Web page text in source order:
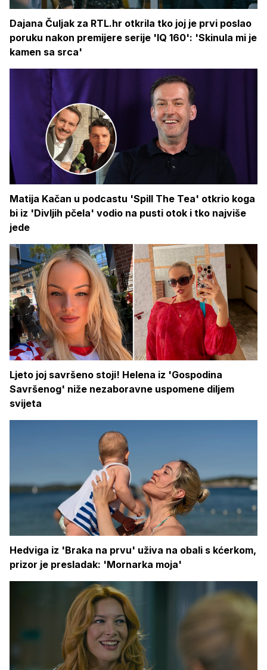
Dajana Čuljak za RTL.hr otkrila tko joj je prvi poslao
poruku nakon premijere serije 'IQ 160': 'Skinula mi je
kamen sa srca'
Matija Kačan u podcastu 'Spill The Tea' otkrio koga
bi iz 'Divljih pčela' vodio na pusti otok i tko najviše
jede
Ljeto joj savršeno stoji! Helena iz 'Gospodina
Savršenog' niže nezaboravne uspomene diljem
svijeta
Hedviga iz 'Braka na prvu' uživa na obali s kćerkom,
prizor je presladak: 'Mornarka moja'